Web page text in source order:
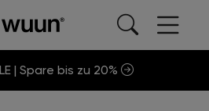
| Spare bis zu 20%